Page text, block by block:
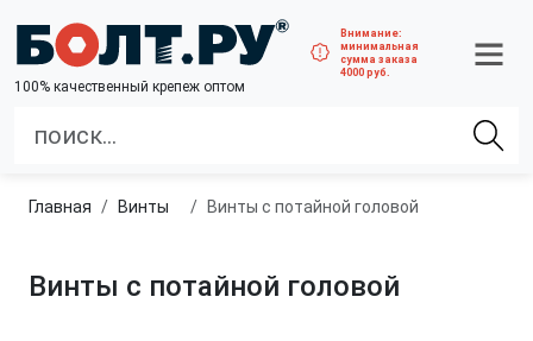
100% качественный крепеж оптом
Внимание:
минимальная
сумма заказа
4000 руб.
Главная винты Винты с потайной головой
Винты с потайной головой